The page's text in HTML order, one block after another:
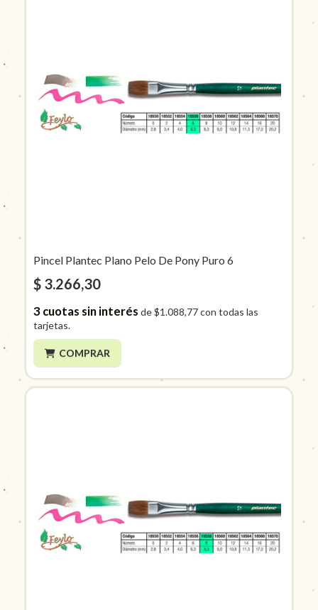
Pincel Plantec Plano Pelo De Pony Puro 6
$ 3.266,30
3cuotas sin interés de$1.088,77con todas las
tarjetas.
COMPRAR